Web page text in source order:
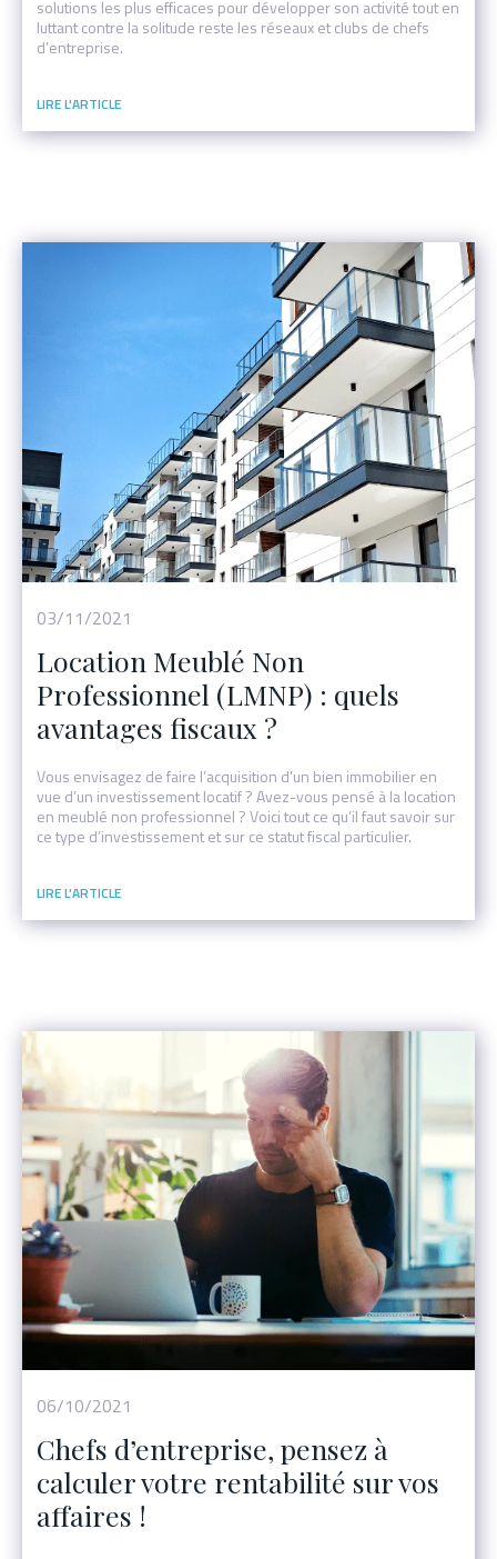
solutions les plus efficaces pour développer son activité tout en
luttant contre la solitude reste les réseaux et clubs de chefs
d’entreprise.
Événement
03/11/2021
Location Meublé Non
Professionnel (LMNP) : quels
avantages fiscaux ?
Vous envisagez de faire l’acquisition d’un bien immobilier en
vue d’un investissement locatif ? Avez-vous pensé à la location
en meublé non professionnel ? Voici tout ce qu’il faut savoir sur
ce type d’investissement et sur ce statut fiscal particulier.
Événement
06/10/2021
Chefs d’entreprise, pensez à
calculer votre rentabilité sur vos
affaires !